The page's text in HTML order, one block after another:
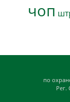
чоп
по
Рег.